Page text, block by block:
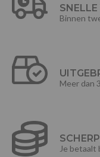
Binnen
Meer dan
Je betaalt